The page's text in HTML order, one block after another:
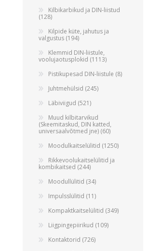
Kilbikarbikud ja DIN-liistud
(128)
Kilpide küte, jahutus ja
valgustus (194)
Klemmid DIN-liistule,
voolujaotusplokid (1113)
Pistikupesad DIN-liistule (8)
Juhtmehülsid (245)
Läbiviigud (521)
Muud kilbitarvikud
(Skeemitaskud, DIN katted,
universaalvõtmed jne) (60)
Moodulkaitselülitid (1250)
Rikkevoolukaitselülitid ja
kombikaitsed (244)
Moodullülitid (34)
Impulsslülitid (11)
Kompaktkaitselülitid (349)
Liigpingepiirikud (109)
Kontaktorid (726)